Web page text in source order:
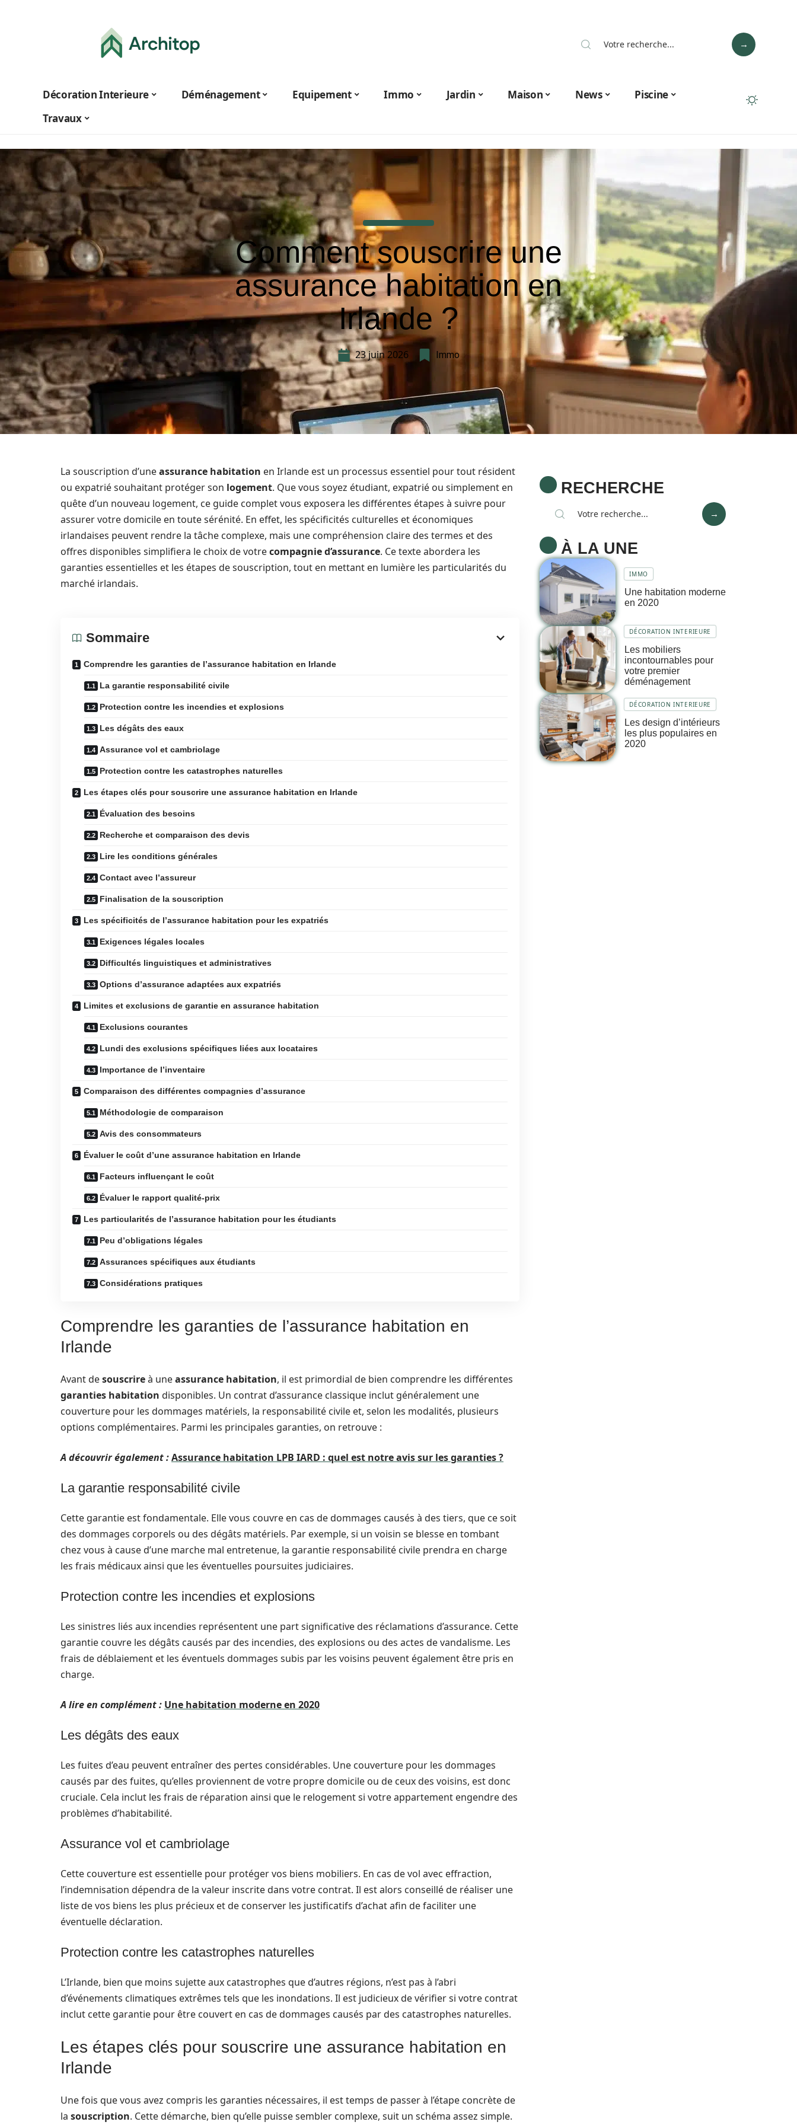
Décoration Interieure Déménagement Equipement Immo Jardin Maison News
Piscine
Travaux
Comment souscrire une
assurance habitation en
Irlande ?
23 juin 2026 Immo
La souscription d’uneassurance habitation en Irlande est un processus essentiel pour tout résident
ou expatrié souhaitant protéger son logement. Que vous soyez étudiant, expatrié ou simplement en
quête d’un nouveau logement, ce guide complet vous exposera les différentes étapes à suivre pour
assurer votre domicile en toute sérénité. En effet, les spécificités culturelles et économiques
irlandaises peuvent rendre la tâche complexe, mais une compréhension claire des termes et des
offres disponibles simplifiera le choix de votrecompagnie d’assurance. Ce texte abordera les
garanties essentielles et les étapes de souscription, tout en mettant en lumière les particularités du
marché irlandais.
Sommaire
Comprendre les garanties de l’assurance habitation en Irlande
La garantie responsabilité civile
Protection contre les incendies et explosions
Les dégâts des eaux
Assurance vol et cambriolage
Protection contre les catastrophes naturelles
Les étapes clés pour souscrire une assurance habitation en Irlande
Évaluation des besoins
Recherche et comparaison des devis
Lire les conditions générales
Contact avec l’assureur
Finalisation de la souscription
Les spécificités de l’assurance habitation pour les expatriés
Exigences légales locales
Difficultés linguistiques et administratives
Options d’assurance adaptées aux expatriés
Limites et exclusions de garantie en assurance habitation
Exclusions courantes
Lundi des exclusions spécifiques liées aux locataires
Importance de l’inventaire
Comparaison des différentes compagnies d’assurance
Méthodologie de comparaison
Avis des consommateurs
Évaluer le coût d’une assurance habitation en Irlande
Facteurs influençant le coût
Évaluer le rapport qualité-prix
Les particularités de l’assurance habitation pour les étudiants
Peu d’obligations légales
Assurances spécifiques aux étudiants
Considérations pratiques
Comprendre les garanties de l’assurance habitation en
Irlande
Avant desouscrireà uneassurance habitation, il est primordial de bien comprendre les différentes
garanties habitation disponibles. Un contrat d’assurance classique inclut généralement une
couverture pour les dommages matériels, la responsabilité civile et, selon les modalités, plusieurs
options complémentaires. Parmi les principales garanties, on retrouve :
A découvrir également :Assurance habitation LPB IARD : quel est notre avis sur les garanties ?
La garantie responsabilité civile
Cette garantie est fondamentale. Elle vous couvre en cas de dommages causés à des tiers, que ce soit
des dommages corporels ou des dégâts matériels. Par exemple, si un voisin se blesse en tombant
chez vous à cause d’une marche mal entretenue, la garantie responsabilité civile prendra en charge
les frais médicaux ainsi que les éventuelles poursuites judiciaires.
Protection contre les incendies et explosions
Les sinistres liés aux incendies représentent une part significative des réclamations d’assurance. Cette
garantie couvre les dégâts causés par des incendies, des explosions ou des actes de vandalisme. Les
frais de déblaiement et les éventuels dommages subis par les voisins peuvent également être pris en
charge.
A lire en complément : Une habitation moderne en 2020
Les dégâts des eaux
Les fuites d’eau peuvent entraîner des pertes considérables. Une couverture pour les dommages
causés par des fuites, qu’elles proviennent de votre propre domicile ou de ceux des voisins, est donc
cruciale. Cela inclut les frais de réparation ainsi que le relogement si votre appartement engendre des
problèmes d’habitabilité.
Assurance vol et cambriolage
Cette couverture est essentielle pour protéger vos biens mobiliers. En cas de vol avec effraction,
l’indemnisation dépendra de la valeur inscrite dans votre contrat. Il est alors conseillé de réaliser une
liste de vos biens les plus précieux et de conserver les justificatifs d’achat afin de faciliter une
éventuelle déclaration.
Protection contre les catastrophes naturelles
L’Irlande, bien que moins sujette aux catastrophes que d’autres régions, n’est pas à l’abri
d’événements climatiques extrêmes tels que les inondations. Il est judicieux de vérifier si votre contrat
inclut cette garantie pour être couvert en cas de dommages causés par des catastrophes naturelles.
Les étapes clés pour souscrire une assurance habitation en
Irlande
Une fois que vous avez compris les garanties nécessaires, il est temps de passer à l’étape concrète de
la souscription. Cette démarche, bien qu’elle puisse sembler complexe, suit un schéma assez simple.
RECHERCHE
À LA UNE
IMMO
Une habitation moderne
en 2020
DÉCORATION INTERIEURE
Les mobiliers
incontournables pour
votre premier
déménagement
DÉCORATION INTERIEURE
Les design d’intérieurs
les plus populaires en
2020